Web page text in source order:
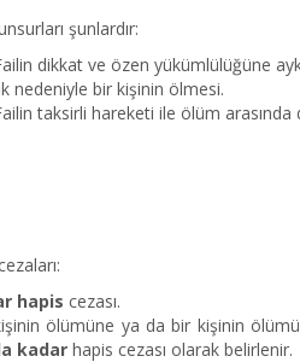
şunlardır:
dikkat ve özen yükümlülüğüne
nedeniyle bir kişinin ölmesi.
taksirli hareketi ile ölüm
hapis cezası.
ölümüne ya da bir kişinin
kadar hapis cezası olarak belirlenir.